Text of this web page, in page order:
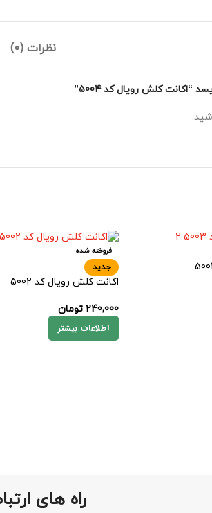
نظرات (0)
کلش رویال کد 5004”
فروخته شده
جدید
اکانت کلش رویال کد 5002
240,000 تومان
اطلاعات بیشتر
راه های